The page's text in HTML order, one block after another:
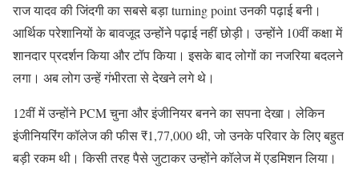
राज यादव की जिंदगी का सबसे बड़ा turning point उनकी पढ़ाई बनी।
आर्थिक परेशानियों के बावजूद उन्होंने पढ़ाई नहीं छोड़ी। उन्होंने 10वीं कक्षा में
शानदार प्रदर्शन किया और टॉप किया। इसके बाद लोगों का नजरिया बदलने
लगा। अब लोग उन्हें गंभीरता से देखने लगे थे।
12वीं में उन्होंने PCM चुना और इंजीनियर बनने का सपना देखा। लेकिन
इंजीनियरिंग कॉलेज की फीस ₹1,77,000 थी, जो उनके परिवार के लिए बहुत
बड़ी रकम थी। किसी तरह पैसे जुटाकर उन्होंने कॉलेज में एडमिशन लिया।